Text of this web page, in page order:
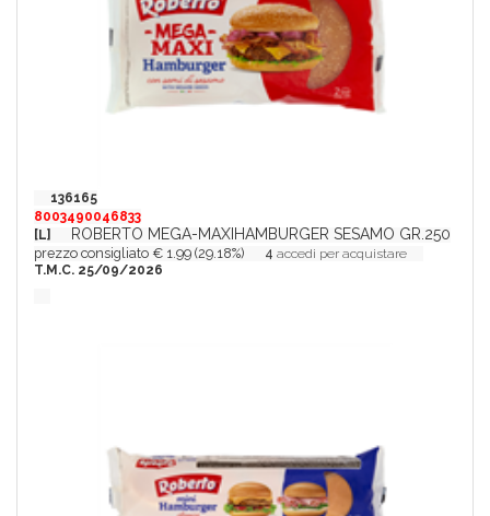
136165
8003490046833
[L]
ROBERTO MEGA-MAXIHAMBURGER SESAMO GR.250
prezzo consigliato € 1.99 (29.18%) 4 accedi per acquistare
T.M.C. 25/09/2026